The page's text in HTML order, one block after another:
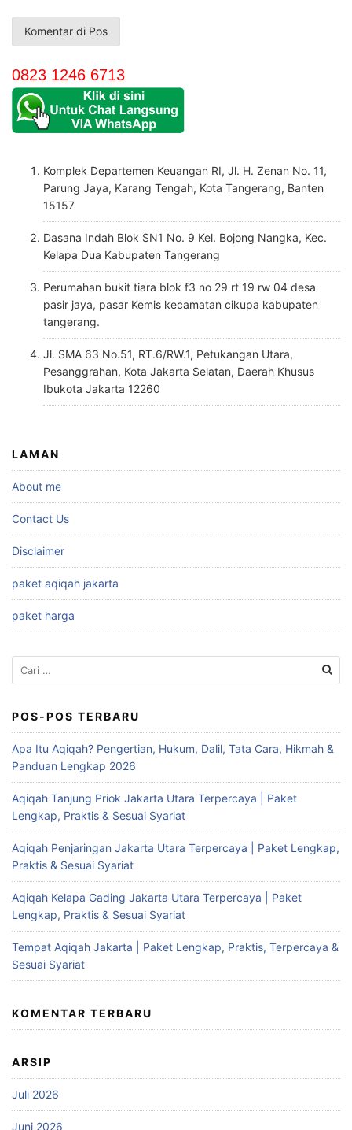
0823 1246 6713
Komplek Departemen Keuangan RI, Jl. H. Zenan No. 11,
Parung Jaya, Karang Tengah, Kota Tangerang, Banten
15157
Dasana Indah Blok SN1 No. 9 Kel. Bojong Nangka, Kec.
Kelapa Dua Kabupaten Tangerang
Perumahan bukit tiara blok f3 no 29 rt 19 rw 04 desa
pasir jaya, pasar Kemis kecamatan cikupa kabupaten
tangerang.
Jl. SMA 63 No.51, RT.6/RW.1, Petukangan Utara,
Pesanggrahan, Kota Jakarta Selatan, Daerah Khusus
Ibukota Jakarta 12260
LAMAN
About me
Contact Us
Disclaimer
paket aqiqah jakarta
paket harga
Cari
untuk:
POS-POS TERBARU
Apa Itu Aqiqah? Pengertian, Hukum, Dalil, Tata Cara, Hikmah &
Panduan Lengkap 2026
Aqiqah Tanjung Priok Jakarta Utara Terpercaya | Paket
Lengkap, Praktis & Sesuai Syariat
Aqiqah Penjaringan Jakarta Utara Terpercaya | Paket Lengkap,
Praktis & Sesuai Syariat
Aqiqah Kelapa Gading Jakarta Utara Terpercaya | Paket
Lengkap, Praktis & Sesuai Syariat
Tempat Aqiqah Jakarta | Paket Lengkap, Praktis, Terpercaya &
Sesuai Syariat
KOMENTAR TERBARU
ARSIP
Juli 2026
Juni 2026